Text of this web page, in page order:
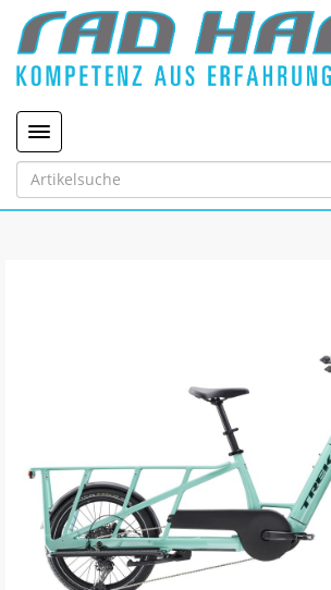
Toggle navigation